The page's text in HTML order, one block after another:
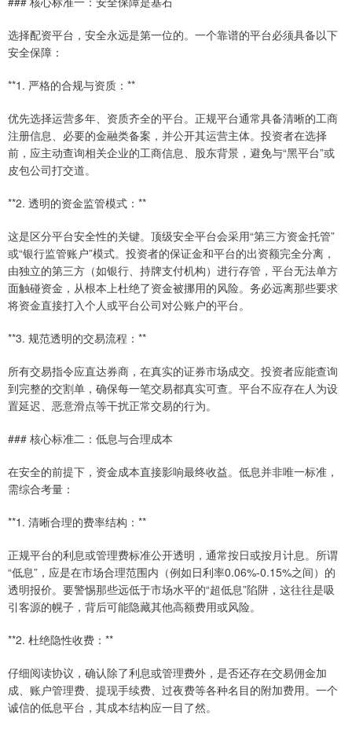
选择配资平台，安全永远是第一位的。一个靠谱的平台必须具备以下
安全保障：
**1. 严格的合规与资质：**
优先选择运营多年、资质齐全的平台。正规平台通常具备清晰的工商
注册信息、必要的金融类备案，并公开其运营主体。投资者在选择
前，应主动查询相关企业的工商信息、股东背景，避免与“黑平台”或
皮包公司打交道。
**2. 透明的资金监管模式：**
这是区分平台安全性的关键。顶级安全平台会采用“第三方资金托管”
或“银行监管账户”模式。投资者的保证金和平台的出资额完全分离，
由独立的第三方（如银行、持牌支付机构）进行存管，平台无法单方
面触碰资金，从根本上杜绝了资金被挪用的风险。务必远离那些要求
将资金直接打入个人或平台公司对公账户的平台。
**3. 规范透明的交易流程：**
所有交易指令应直达券商，在真实的证券市场成交。投资者应能查询
到完整的交割单，确保每一笔交易都真实可查。平台不应存在人为设
置延迟、恶意滑点等干扰正常交易的行为。
### 核心标准二：低息与合理成本
在安全的前提下，资金成本直接影响最终收益。低息并非唯一标准，
需综合考量：
**1. 清晰合理的费率结构：**
正规平台的利息或管理费标准公开透明，通常按日或按月计息。所谓
“低息”，应是在市场合理范围内（例如日利率0.06%-0.15%之间）的
透明报价。要警惕那些远低于市场水平的“超低息”陷阱，这往往是吸
引客源的幌子，背后可能隐藏其他高额费用或风险。
**2. 杜绝隐性收费：**
仔细阅读协议，确认除了利息或管理费外，是否还存在交易佣金加
成、账户管理费、提现手续费、过夜费等各种名目的附加费用。一个
诚信的低息平台，其成本结构应一目了然。